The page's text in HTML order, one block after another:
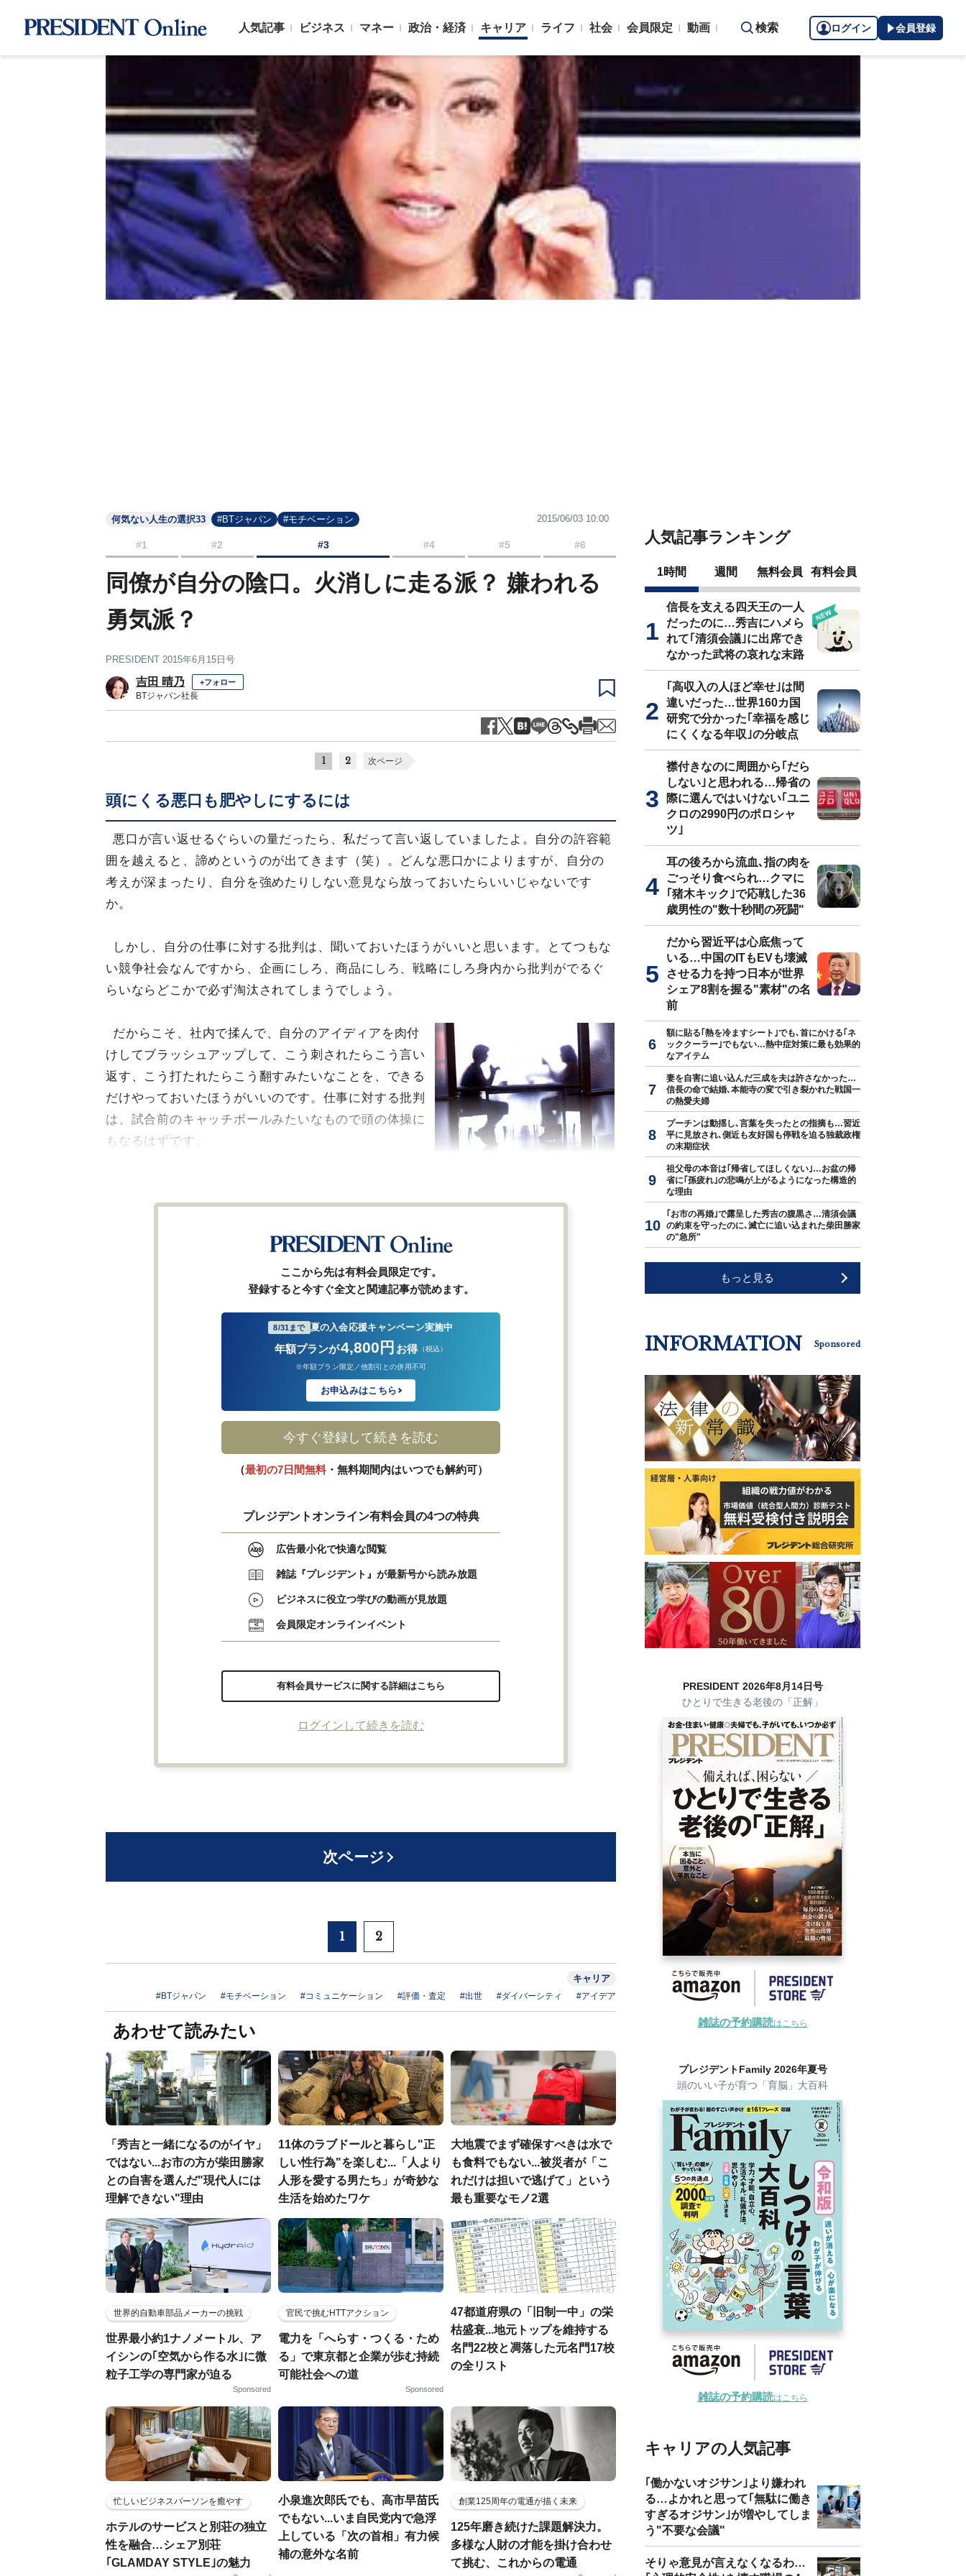
人気記事 ビジネス マネー 政治・経済 キャリア ライフ 社会 会員限定 動画 検索 ログイン 会員登録
何気ない人生の選択33 #BTジャパン #モチベーション 2015/06/03 10:00
#1 #2 #3 #4 #5 #6
同僚が自分の陰口。火消しに走る派？ 嫌われる
勇気派？
PRESIDENT 2015年6月15日号
吉田 晴乃 +フォロー
BTジャパン社長
1 2 次ページ
頭にくる悪口も肥やしにするには
悪口が言い返せるぐらいの量だったら、私だって言い返していましたよ。自分の許容範
囲を越えると、諦めというのが出てきます（笑）。どんな悪口かによりますが、自分の
考えが深まったり、自分を強めたりしない意見なら放っておいたらいいじゃないです
か。
しかし、自分の仕事に対する批判は、聞いておいたほうがいいと思います。とてつもな
い競争社会なんですから、企画にしろ、商品にしろ、戦略にしろ身内から批判がでるぐ
らいならどこかで必ず淘汰されてしまうでしょう。
だからこそ、社内で揉んで、自分のアイディアを肉付
けしてブラッシュアップして、こう刺されたらこう言い
返す、こう打たれたらこう翻すみたいなことを、できる
だけやっておいたほうがいいのです。仕事に対する批判
は、試合前のキャッチボールみたいなもので頭の体操に
もなるはずです。
ここから先は有料会員限定です。
登録すると今すぐ全文と関連記事が読めます。
8/31まで 夏の入会応援キャンペーン実施中
年額プランが4,800円 お得 （税込）
※年額プラン限定／他割引との併用不可
お申込みはこちら
今すぐ登録して続きを読む
（最初の7日間無料・無料期間内はいつでも解約可）
プレジデントオンライン有料会員の4つの特典
広告最小化で快適な閲覧
雑誌『プレジデント』が最新号から読み放題
ビジネスに役立つ学びの動画が見放題
会員限定オンラインイベント
有料会員サービスに関する詳細はこちら
ログインして続きを読む
次ページ
1 2
キャリア
#BTジャパン #モチベーション #コミュニケーション #評価・査定 #出世 #ダイバーシティ #アイデア
あわせて読みたい
「秀吉と一緒になるのがイヤ」
ではない...お市の方が柴田勝家
との自害を選んだ"現代人には
理解できない"理由
11体のラブドールと暮らし"正
しい性行為"を楽しむ...「人より
人形を愛する男たち」が奇妙な
生活を始めたワケ
大地震でまず確保すべきは水で
も食料でもない...被災者が「こ
れだけは担いで逃げて」という
最も重要なモノ2選
世界的自動車部品メーカーの挑戦
世界最小約1ナノメートル、ア
イシンの｢空気から作る水｣に微
粒子工学の専門家が迫る
Sponsored
官民で挑むHTTアクション
電力を「へらす・つくる・ため
る」で東京都と企業が歩む持続
可能社会への道
Sponsored
47都道府県の「旧制一中」の栄
枯盛衰...地元トップを維持する
名門22校と凋落した元名門17校
の全リスト
忙しいビジネスパーソンを癒やす
ホテルのサービスと別荘の独立
性を融合…シェア別荘
｢GLAMDAY STYLE｣の魅力
小泉進次郎氏でも、高市早苗氏
でもない...いま自民党内で急浮
上している「次の首相」有力候
補の意外な名前
創業125周年の電通が描く未来
125年磨き続けた課題解決力。
多様な人財の才能を掛け合わせ
て挑む、これからの電通
人気記事ランキング
1時間 週間 無料会員 有料会員
信長を支える四天王の一人
だったのに…秀吉にハメら
れて｢清須会議｣に出席でき
なかった武将の哀れな末路
｢高収入の人ほど幸せ｣は間
違いだった…世界160カ国
研究で分かった｢幸福を感じ
にくくなる年収｣の分岐点
襟付きなのに周囲から｢だら
しない｣と思われる…帰省の
際に選んではいけない｢ユニ
クロの2990円のポロシャ
ツ｣
耳の後ろから流血､指の肉を
ごっそり食べられ…クマに
｢猪木キック｣で応戦した36
歳男性の"数十秒間の死闘"
だから習近平は心底焦って
いる…中国のITもEVも壊滅
させる力を持つ日本が世界
シェア8割を握る"素材"の名
前
額に貼る｢熱を冷ますシート｣でも､首にかける｢ネ
ッククーラー｣でもない…熱中症対策に最も効果的
なアイテム
妻を自害に追い込んだ三成を夫は許さなかった…
信長の命で結婚､本能寺の変で引き裂かれた戦国一
の熱愛夫婦
プーチンは動揺し､言葉を失ったとの指摘も…習近
平に見放され､側近も友好国も停戦を迫る独裁政権
の末期症状
祖父母の本音は｢帰省してほしくない｣…お盆の帰
省に｢孫疲れ｣の悲鳴が上がるようになった構造的
な理由
｢お市の再婚｣で露呈した秀吉の腹黒さ…清須会議
の約束を守ったのに､滅亡に追い込まれた柴田勝家
の"急所"
もっと見る
INFORMATION Sponsored
PRESIDENT 2026年8月14日号
ひとりで生きる老後の「正解」
雑誌の予約購読はこちら
プレジデントFamily 2026年夏号
頭のいい子が育つ「育脳」大百科
雑誌の予約購読はこちら
キャリアの人気記事
｢働かないオジサン｣より嫌われ
る…よかれと思って｢無駄に働き
すぎるオジサン｣が増やしてしま
う"不要な会議"
そりゃ意見が言えなくなるわ…